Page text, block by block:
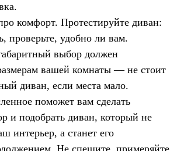
комфорт. Протестируйте диван:
проверьте, удобно ли вам.
выбор должен
вашей комнаты — не стоит
диван, если места мало.
поможет вам сделать
и подобрать диван, который не
интерьер, а станет его